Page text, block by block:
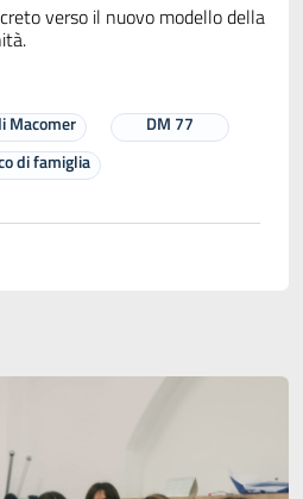
verso il nuovo modello della
Macomer
DM 77
di famiglia